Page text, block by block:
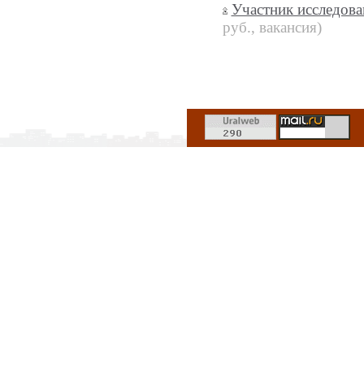
Участник
руб., вакансия)